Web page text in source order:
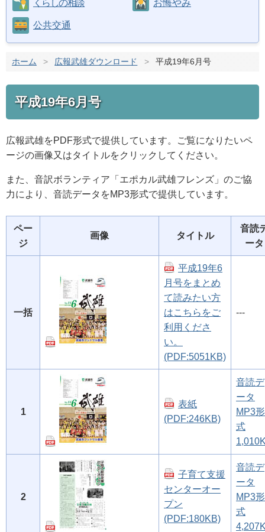
くらしの相談 お悔やみ
公共交通
ホーム > 広報武雄ダウンロード > 平成19年6月号
平成19年6月号
広報武雄をPDF形式で提供しています。ご覧になりたいペ
ージの画像又はタイトルをクリックしてください。
また、音訳ボランティア「エポカル武雄フレンズ」のご協
力により、音読データをMP3形式で提供しています。
ペー
ジ
画像 タイトル
音読
ータ
一括
平成19年6
月号をまとめ
て読みたい方
はこちらをご
利用くださ
い。
(PDF:5051KB)
---
1
表紙
(PDF:246KB)
音読デ
ータ
MP3形
式
2
子育て支援
センターオー
プン
(PDF:180KB)
音読デ
ータ
MP3形
式